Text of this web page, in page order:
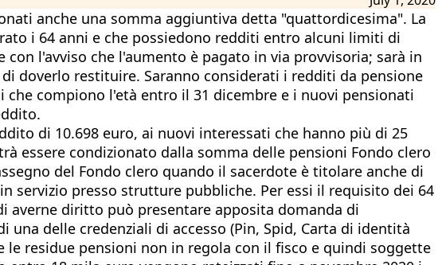
anche una somma aggiuntiva detta "quattordicesima". La
i 64 anni e che possiedono redditi entro alcuni limiti di
l'avviso che l'aumento è pagato in via provvisoria; sarà in
doverlo restituire. Saranno considerati i redditi da pensione
compiono l'età entro il 31 dicembre e i nuovi pensionati
di 10.698 euro, ai nuovi interessati che hanno più di 25
essere condizionato dalla somma delle pensioni Fondo clero
del Fondo clero quando il sacerdote è titolare anche di
servizio presso strutture pubbliche. Per essi il requisito dei 64
averne diritto può presentare apposita domanda di
delle credenziali di accesso (Pin, Spid, Carta di identità
residue pensioni non in regola con il fisco e quindi soggette